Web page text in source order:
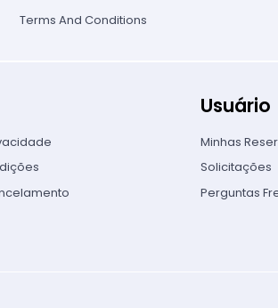
Terms And Conditions
Usuário
Minhas
Solicitações
Perguntas